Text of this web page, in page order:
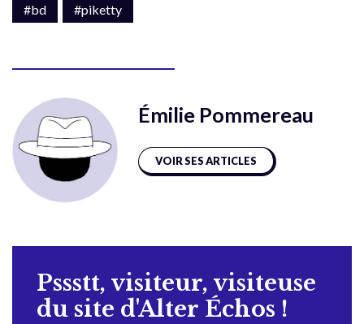
#bd #piketty
Émilie Pommereau
VOIR SES ARTICLES
Pssstt, visiteur, visiteuse
du site d'Alter Échos !